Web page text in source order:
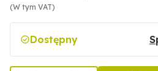
(W tym VAT)
Dostępny